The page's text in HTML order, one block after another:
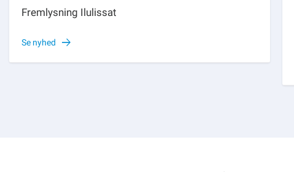
Fremlysning Ilulissat
Se nyhed